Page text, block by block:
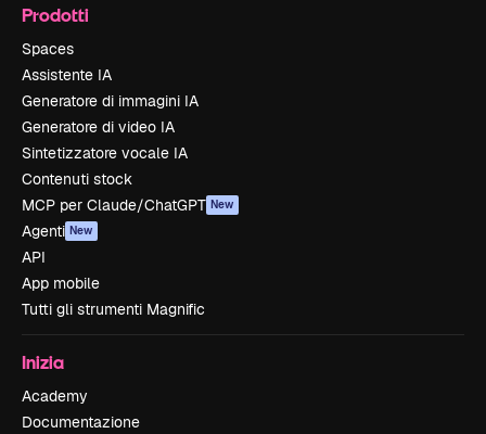
Prodotti
Spaces
Assistente IA
Generatore di immagini IA
Generatore di video IA
Sintetizzatore vocale IA
Contenuti stock
MCP per Claude/ChatGPT New
Agenti New
API
App mobile
Tutti gli strumenti Magnific
Inizia
Academy
Documentazione